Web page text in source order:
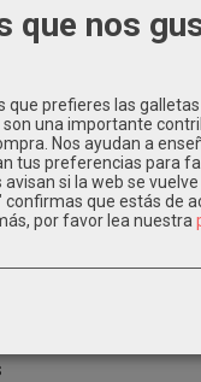
Destinos
está vacío
que nos
que prefieres las
una importante
Nos ayudan a
tus preferencias para
si la web se
confirmas que estás de
por favor lea nuestra